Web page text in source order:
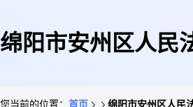
绵阳市安州区人民
您当前的位置： 首页 绵阳市安州区人民